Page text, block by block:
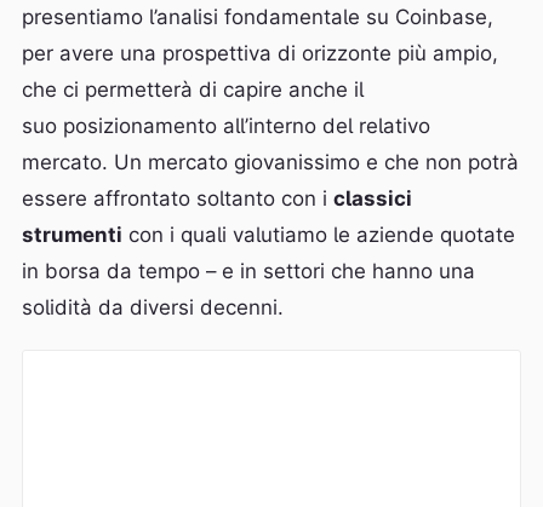
presentiamo l’analisi fondamentale su Coinbase,
per avere una prospettiva di orizzonte più ampio,
che ci permetterà di capire anche il
suo posizionamento all’interno del relativo
mercato. Un mercato giovanissimo e che non potrà
essere affrontato soltanto con i classici
strumenti con i quali valutiamo le aziende quotate
in borsa da tempo – e in settori che hanno una
solidità da diversi decenni.